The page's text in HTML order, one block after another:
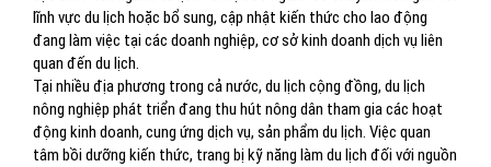
lĩnh vực du lịch hoặc bổ sung, cập nhật kiến thức cho lao động
đang làm việc tại các doanh nghiệp, cơ sở kinh doanh dịch vụ liên
quan đến du lịch.
Tại nhiều địa phương trong cả nước, du lịch cộng đồng, du lịch
nông nghiệp phát triển đang thu hút nông dân tham gia các hoạt
động kinh doanh, cung ứng dịch vụ, sản phẩm du lịch. Việc quan
tâm bồi dưỡng kiến thức, trang bị kỹ năng làm du lịch đối với nguồn